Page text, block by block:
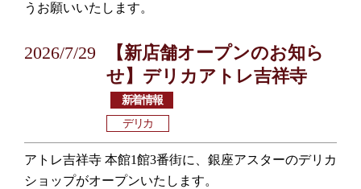
うお願いいたします。
2026/7/29
【新店舗オープンのお知ら
せ】デリカアトレ吉祥寺
新着情報
デリカ
アトレ吉祥寺 本館1館3番街に、銀座アスターのデリカ
ショップがオープンいたします。